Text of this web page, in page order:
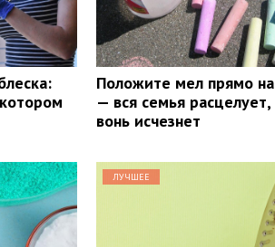
Положите мел прямо
— вся семья расцелует,
вонь исчезнет
ЛУЧШЕЕ